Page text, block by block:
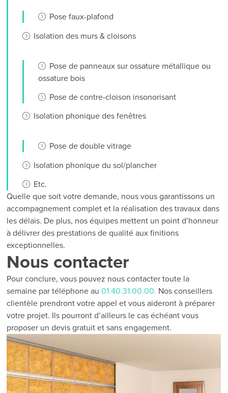
Pose faux-plafond
Isolation des murs & cloisons
Pose de panneaux sur ossature métallique ou
ossature bois
Pose de contre-cloison insonorisant
Isolation phonique des fenêtres
Pose de double vitrage
Isolation phonique du sol/plancher
Etc.
Quelle que soit votre demande, nous vous garantissons un
accompagnement complet et la réalisation des travaux dans
les délais. De plus, nos équipes mettent un point d’honneur
à délivrer des prestations de qualité aux finitions
exceptionnelles.
Nous contacter
Pour conclure, vous pouvez nous contacter toute la
semaine par téléphone au01.40.31.00.00. Nos conseillers
clientèle prendront votre appel et vous aideront à préparer
votre projet. Ils pourront d’ailleurs le cas échéant vous
proposer un devis gratuit et sans engagement.